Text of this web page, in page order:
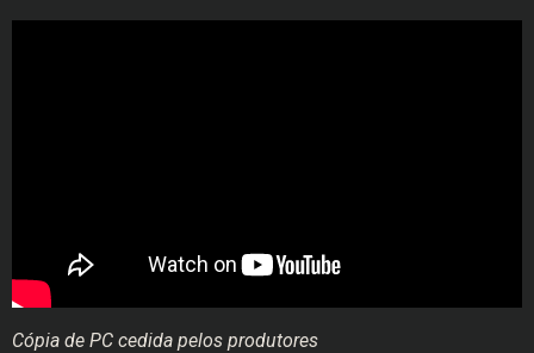
Cópia de PC cedida pelos produtores